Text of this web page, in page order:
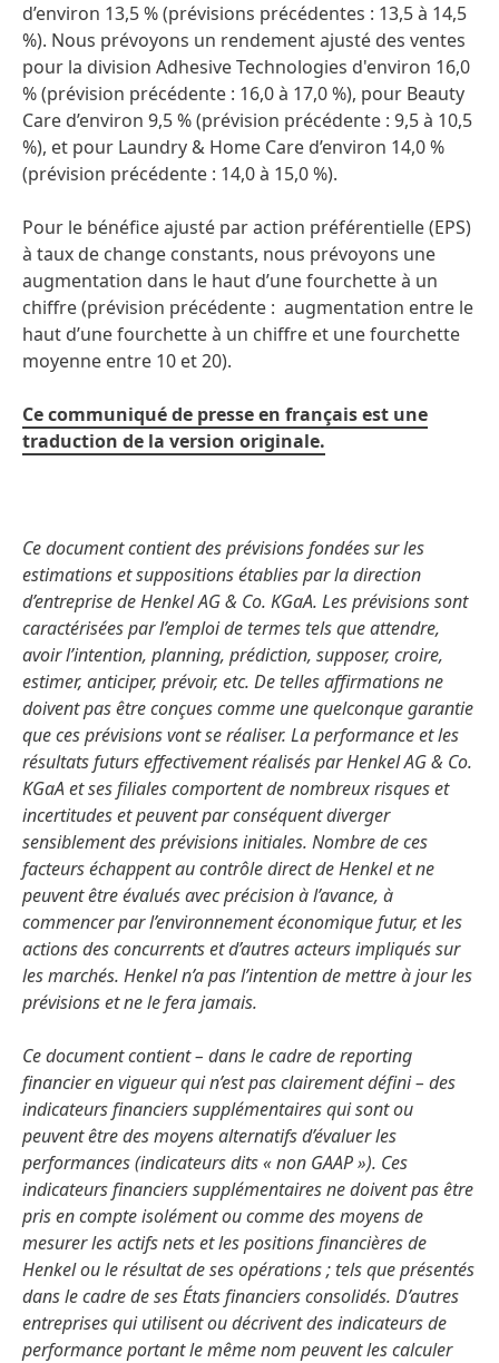
d’environ 13,5 %(prévisions précédentes : 13,5 à 14,5
%). Nous prévoyons un rendement ajusté des ventes
pour la division Adhesive Technologies d'environ 16,0
%(prévision précédente : 16,0 à 17,0 %), pour Beauty
Care d’environ 9,5 %(prévision précédente : 9,5 à 10,5
%), et pour Laundry & Home Care d’environ 14,0 %
(prévision précédente : 14,0 à 15,0 %).
Pour le bénéfice ajusté par action préférentielle(EPS)
à taux de change constants, nous prévoyons une
augmentation dans le haut d’une fourchette à un
chiffre(prévision précédente : augmentation entre le
haut d’une fourchette à un chiffre et une fourchette
moyenne entre 10 et 20).
Ce communiqué de presse en français est une
traduction de la version originale.
Ce document contient des prévisions fondées sur les
estimations et suppositions établies par la direction
d’entreprise de Henkel AG & Co. KGaA. Les prévisions sont
caractérisées par l’emploi de termes tels que attendre,
avoir l’intention, planning, prédiction, supposer, croire,
estimer, anticiper, prévoir, etc. De telles affirmations ne
doivent pas être conçues comme une quelconque garantie
que ces prévisions vont se réaliser. La performance et les
résultats futurs effectivement réalisés par Henkel AG & Co.
KGaA et ses filiales comportent de nombreux risques et
incertitudes et peuvent par conséquent diverger
sensiblement des prévisions initiales. Nombre de ces
facteurs échappent au contrôle direct de Henkel et ne
peuvent être évalués avec précision à l’avance, à
commencer par l’environnement économique futur, et les
actions des concurrents et d’autres acteurs impliqués sur
les marchés. Henkel n’a pas l’intention de mettre à jour les
prévisions et ne le fera jamais.
Ce document contient – dans le cadre de reporting
financier en vigueur qui n’est pas clairement défini – des
indicateurs financiers supplémentaires qui sont ou
peuvent être des moyens alternatifs d’évaluer les
performances(indicateurs dits « non GAAP »). Ces
indicateurs financiers supplémentaires ne doivent pas être
pris en compte isolément ou comme des moyens de
mesurer les actifs nets et les positions financières de
Henkel ou le résultat de ses opérations ; tels que présentés
dans le cadre de ses États financiers consolidés. D’autres
entreprises qui utilisent ou décrivent des indicateurs de
performance portant le même nom peuvent les calculer